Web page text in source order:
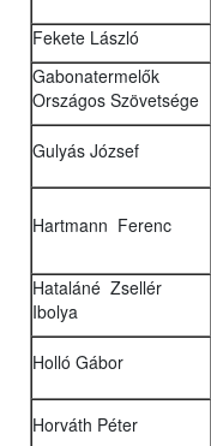
Fekete László
Gabonatermelők
Országos Szövetsége
Gulyás József
Hartmann Ferenc
Hataláné Zsellér
Ibolya
Holló Gábor
Horváth Péter